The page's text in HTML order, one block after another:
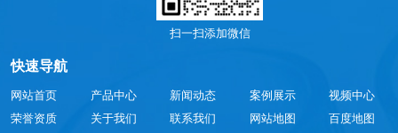
扫一扫添加微信
快速导航
网站首页 产品中心 新闻动态 案例展示
视频中心
荣誉资质
关于我们 联系我们 网站地图
百度地图